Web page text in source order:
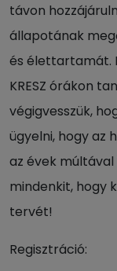
távon
állapotának
és élettartamát.
KRESZ órákon
végigvesszük,
ügyelni, hogy az
az évek
mindenkit, hogy
tervét!
Regisztráció: